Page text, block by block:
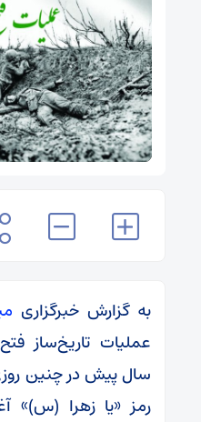
به گزارش خبرگزاری
سال پیش در چنین
رمز «یا زهرا (س)»